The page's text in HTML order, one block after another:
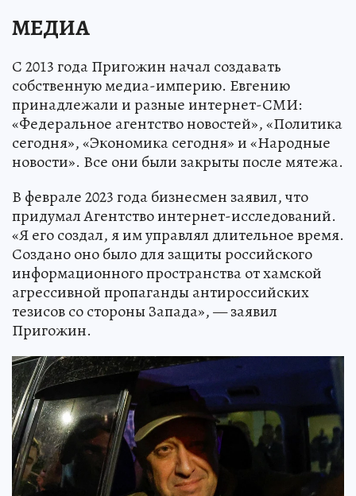
МЕДИА
С 2013 года Пригожин начал создавать
собственную медиа-империю. Евгению
принадлежали и разные интернет-СМИ:
«Федеральное агентство новостей», «Политика
сегодня», «Экономика сегодня» и «Народные
новости». Все они были закрыты после мятежа.
В феврале 2023 года бизнесмен заявил, что
придумал Агентство интернет-исследований.
«Я его создал, я им управлял длительное время.
Создано оно было для защиты российского
информационного пространства от хамской
агрессивной пропаганды антироссийских
тезисов со стороны Запада», — заявил
Пригожин.